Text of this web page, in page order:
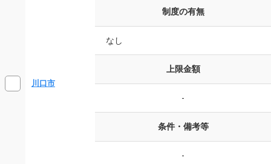
川口市
制度の有無
なし
上限金額
-
条件・備考等
-